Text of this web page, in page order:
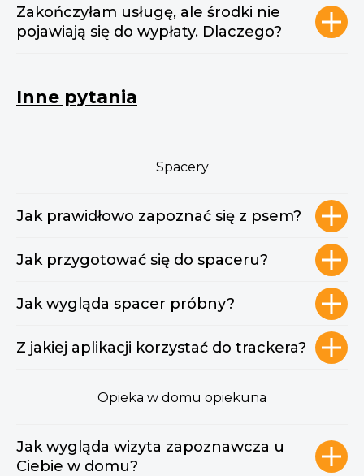
Zakończyłam usługę, ale środki nie
pojawiają się do wypłaty. Dlaczego?
Inne pytania
Spacery
Jak prawidłowo zapoznać się z psem?
Jak przygotować się do spaceru?
Jak wygląda spacer próbny?
Z jakiej aplikacji korzystać do trackera?
Opieka w domu opiekuna
Jak wygląda wizyta zapoznawcza u
Ciebie w domu?